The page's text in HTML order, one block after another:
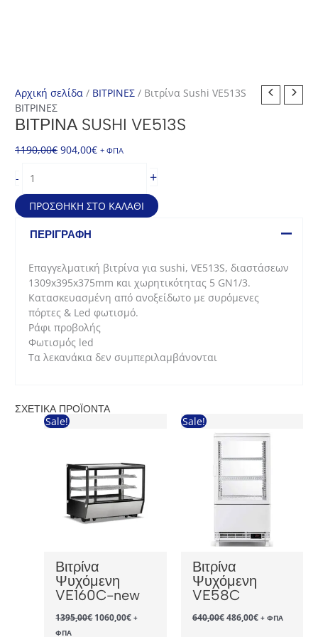
Αρχική σελίδα / ΒΙΤΡΙΝΕΣ / Βιτρίνα Sushi VE513S
ΒΙΤΡΙΝΕΣ
ΒΙΤΡΊΝΑ SUSHI VE513S
1190,00€ Original
1190,00€.
904,00€Η
είναι:
904,00€.
+ ΦΠΑ
-
Sushi
VE513S
ποσότητα
+
ΠΡΟΣΘΉΚΗ ΣΤΟ ΚΑΛΆΘΙ
ΠΕΡΙΓΡΑΦΉ
Επαγγελματική βιτρίνα για sushi, VE513S, διαστάσεων
1309x395x375mm και χωρητικότητας 5 GN1/3.
Κατασκευασμένη από ανοξείδωτο με συρόμενες
πόρτες & Led φωτισμό.
Ράφι προβολής
Φωτισμός led
Τα λεκανάκια δεν συμπεριλαμβάνονται
ΣΧΕΤΙΚΆ ΠΡΟΪΌΝΤΑ
Sale!
Βιτρίνα
Ψυχόμενη
VE160C-new
1395,00€ Original
price
1060,00€Η+
ΦΠΑ
Sale!
Βιτρίνα
Ψυχόμενη
VE58C
640,00€ Original
price
486,00€Η+ ΦΠΑ